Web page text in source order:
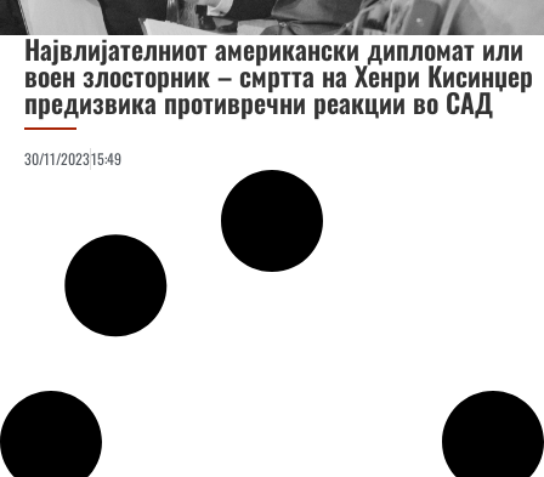
Највлијателниот американски дипломат или
воен злосторник – смртта на Хенри Кисинџер
предизвика противречни реакции во САД
30/11/202315:49